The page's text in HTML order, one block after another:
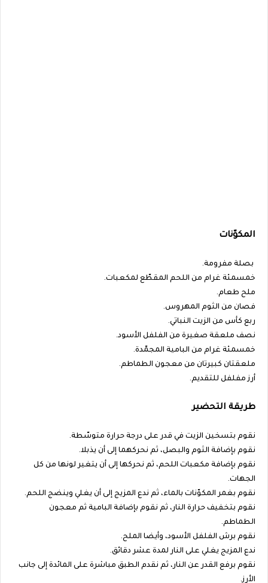
المكوّنات
بصلة مفرومة.
خمسمئة غرام من اللحم المقطّع لمكعبات.
ملح طعام.
فصان من الثوم المهروس.
ربع كأس من الزيت النباتي.
نصف ملعقة صغيرة من الفلفل الأسود.
خمسمئة غرام من البامية المجمّدة.
ملعقتان كبيرتان من معجون الطماطم.
أرز مفلفل للتقديم.
طريقة التحضير
نقوم بتسخين الزيت في قدر على درجة حرارة متوسّطة.
نقوم بإضافة الثوم والبصل، ثم نحركهما إلى أن يذبلا.
نقوم بإضافة مكعبات اللحم، ثم نحركها إلى أن يتغير لونها من كل
الجهات.
نقوم بغمر المكوّنات بالماء، ثم ندع المزيج إلى أن يغلي وينضج اللحم.
نقوم بتخفيف حرارة النار، ثم نقوم بإضافة البامية ثم معجون
الطماطم.
نقوم برش الفلفل الأسود، وأيضا الملح.
ندع المزيج يغلي على النار لمدة عشر دقائق.
نقوم برفع القدر عن النار، ثم نقدم الطبق مباشرة على المائدة إلى جانب
الأرز.